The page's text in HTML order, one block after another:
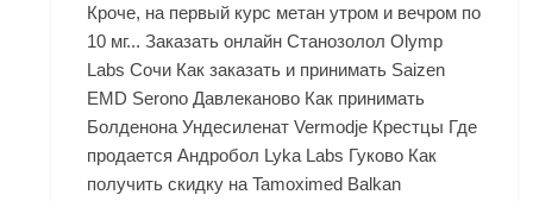
Кроче, на первый курс метан утром и вечром по
10 мг... Заказать онлайн Станозолол Olymp
Labs Сочи Как заказать и принимать Saizen
EMD Serono Давлеканово Как принимать
Болденона Ундесиленат Vermodje Крестцы Где
продается Андробол Lyka Labs Гуково Как
получить скидку на Tamoximed Balkan